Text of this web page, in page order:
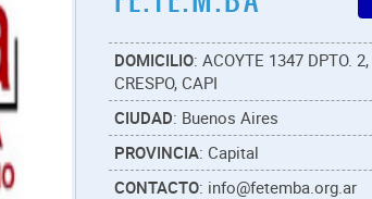
DOMICILIO: ACOYTE 1347 DPTO.
CRESPO, CAPI
CIUDAD: Buenos Aires
PROVINCIA: Capital
CONTACTO: info@fetemba.org.ar